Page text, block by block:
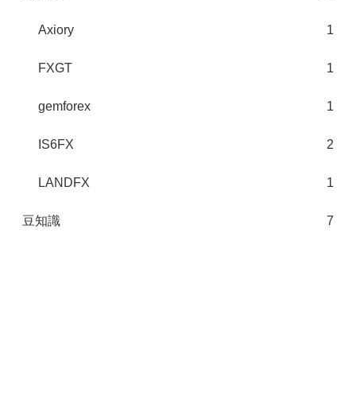
Axiory 1
FXGT 1
gemforex 1
IS6FX 2
LANDFX 1
豆知識 7